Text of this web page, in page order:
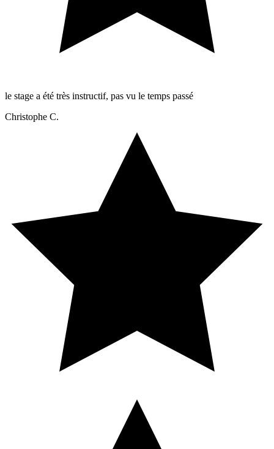
le stage a été très instructif, pas vu le temps passé
Christophe C.